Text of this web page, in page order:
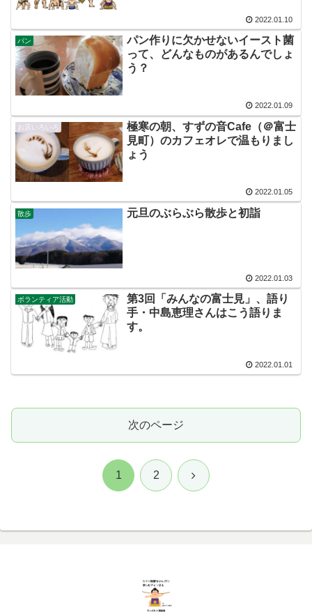
2022.01.10
パン
パン作りに欠かせないイースト菌
って、どんなものがあるんでしょ
う？
2022.01.09
お店いろいろ
極寒の朝、すずの音Cafe（＠富士
見町）のカフェオレで温もりまし
ょう
2022.01.05
散歩 元旦のぶらぶら散歩と初詣
2022.01.03
ボランティア活動
第3回「みんなの富士見」、語り
手・中島恵理さんはこう語りま
す。
2022.01.01
次のページ
1 2 次